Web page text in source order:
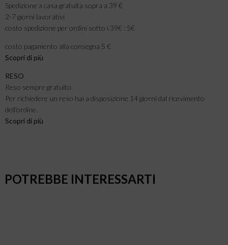
Spedizione a casa gratuita sopra a 39 €
2-7 giorni lavorativi
costo spedizione per ordini sotto i 39€ : 5€
costo pagamento alla consegna 5 €
Scopri di più
RESO
Reso sempre gratuito.
Per richiedere un reso hai a disposizione 14 giorni dal ricevimento
dell’ordine.
Scopri di più
POTREBBE INTERESSARTI